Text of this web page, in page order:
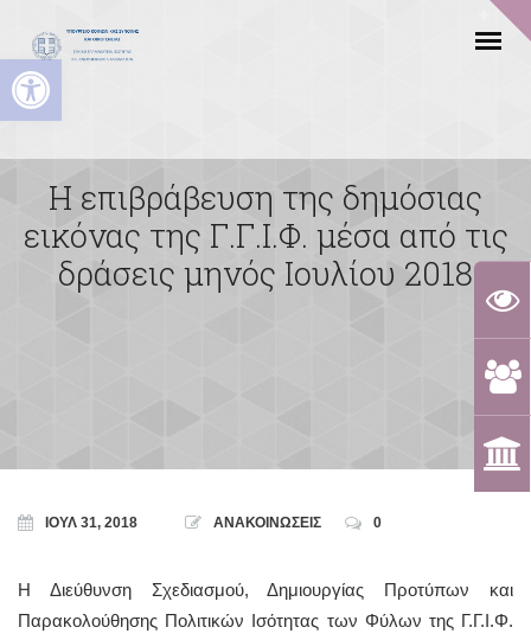
Ανοίξτε τη γραμμή εργαλείων
Η επιβράβευση της δημόσιας
εικόνας της Γ.Γ.Ι.Φ. μέσα από τις
δράσεις μηνός Ιουλίου 2018
ΙΟΎΛ 31, 2018 ΑΝΑΚΟΙΝΩΣΕΙΣ 0
Η Διεύθυνση Σχεδιασμού, Δημιουργίας Προτύπων και
Παρακολούθησης Πολιτικών Ισότητας των Φύλων της Γ.Γ.Ι.Φ.